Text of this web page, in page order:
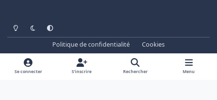
Light ModeDark ModeSystem Preference
Politique de confidentialité
Cookies
www.cheminots.net - Forum Libre depuis 2003
Powered by
Invision Community
Se connecter S’inscrire Rechercher Menu